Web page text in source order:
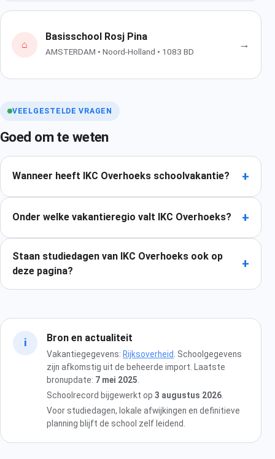
⌂
Basisschool Rosj Pina
AMSTERDAM • Noord-Holland • 1083 BD
→
VEELGESTELDE VRAGEN
Goed om te weten
Wanneer heeft IKC Overhoeks schoolvakantie? +
Onder welke vakantieregio valt IKC Overhoeks? +
Staan studiedagen van IKC Overhoeks ook op
deze pagina?
+
i Bron en actualiteit
Vakantiegegevens: Rijksoverheid . Schoolgegevens
zijn afkomstig uit de beheerde import. Laatste
bronupdate: 7 mei 2025
Schoolrecord bijgewerkt op 3 augustus 2026
Voor studiedagen, lokale afwijkingen en definitieve
planning blijft de school zelf leidend.